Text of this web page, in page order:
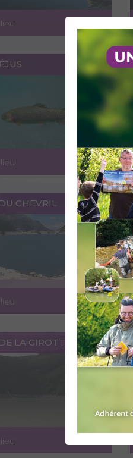
CHEVRIL
LA GIROTTE